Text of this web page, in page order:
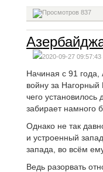
837
2020-09-27 09:57:43
Начиная с 91
войну за Нагорный
чего
забирает намного
Однако не так
и устроенный
запада, во всём
Ведь разорвать